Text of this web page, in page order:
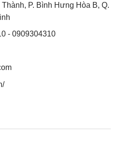
P. Bình Hưng Hòa B, Q.
- 0909304310